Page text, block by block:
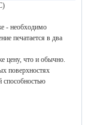
- необходимо
печатается в два
что и обычно.
поверхностях
способностью